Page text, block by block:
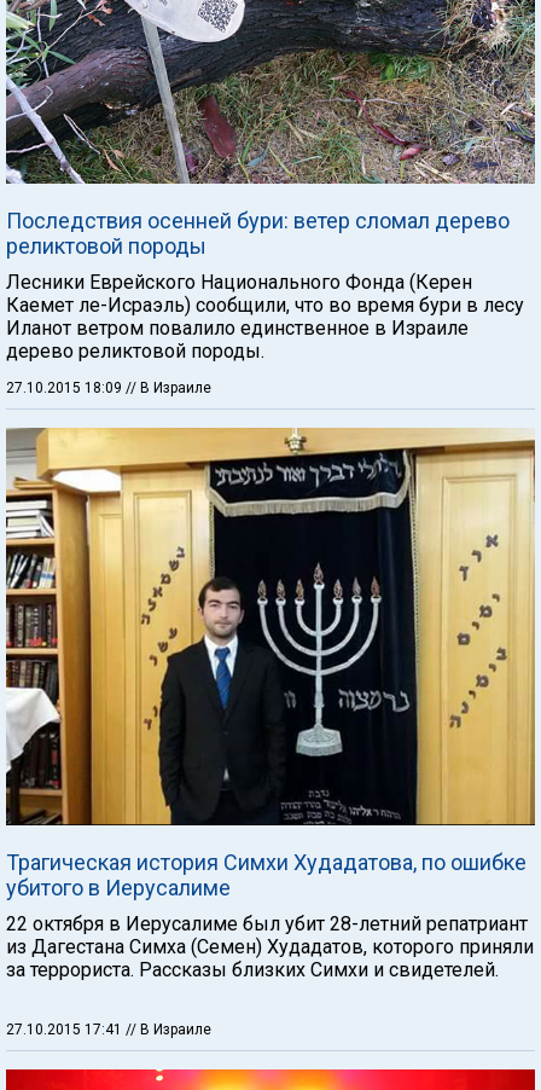
Последствия осенней бури: ветер сломал дерево
реликтовой породы
Лесники Еврейского Национального Фонда (Керен
Каемет ле-Исраэль) сообщили, что во время бури в лесу
Иланот ветром повалило единственное в Израиле
дерево реликтовой породы.
27.10.2015 18:09 // В Израиле
Трагическая история Симхи Худадатова, по ошибке
убитого в Иерусалиме
22 октября в Иерусалиме был убит 28-летний репатриант
из Дагестана Симха (Семен) Худадатов, которого приняли
за террориста. Рассказы близких Симхи и свидетелей.
27.10.2015 17:41 // В Израиле